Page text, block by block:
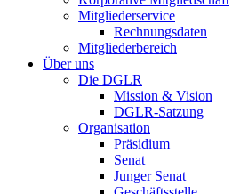
Mitgliederservice
Rechnungsdaten
Mitgliederbereich
Über uns
Die DGLR
Mission & Vision
DGLR-Satzung
Organisation
Präsidium
Senat
Junger Senat